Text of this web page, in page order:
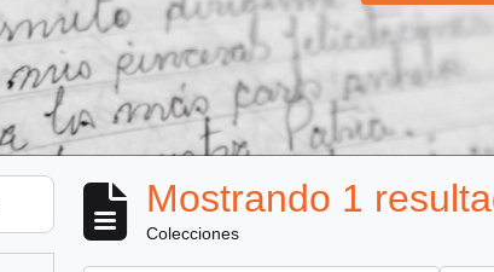
Mostrando 1
Colecciones